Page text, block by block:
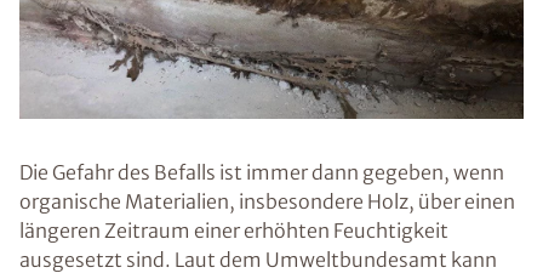
Die Gefahr des Befalls ist immer dann gegeben, wenn
organische Materialien, insbesondere Holz, über einen
längeren Zeitraum einer erhöhten Feuchtigkeit
ausgesetzt sind. Laut dem Umweltbundesamt kann